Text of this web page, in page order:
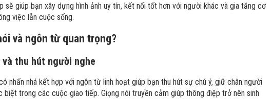
sẽ giúp bạn xây dựng hình ảnh uy tín, kết nối tốt hơn với người khác và gia tăng cơ
việc lẫn cuộc sống.
và ngôn từ quan trọng?
và thu hút người nghe
nhấn nhá kết hợp với ngôn từ linh hoạt giúp bạn thu hút sự chú ý, giữ chân người
biệt trong các cuộc giao tiếp. Giọng nói truyền cảm giúp thông điệp trở nên sinh